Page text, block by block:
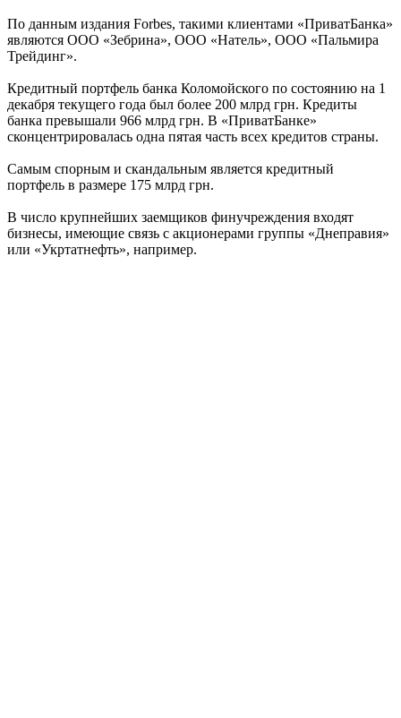
По данным издания Forbes, такими клиентами «ПриватБанка»
являются ООО «Зебрина», ООО «Натель», ООО «Пальмира
Трейдинг».
Кредитный портфель банка Коломойского по состоянию на 1
декабря текущего года был более 200 млрд грн. Кредиты
банка превышали 966 млрд грн. В «ПриватБанке»
сконцентрировалась одна пятая часть всех кредитов страны.
Самым спорным и скандальным является кредитный
портфель в размере 175 млрд грн.
В число крупнейших заемщиков финучреждения входят
бизнесы, имеющие связь с акционерами группы «Днеправия»
или «Укртатнефть», например.